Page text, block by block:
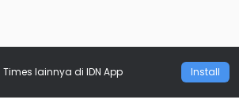
Times lainnya di IDN App Install